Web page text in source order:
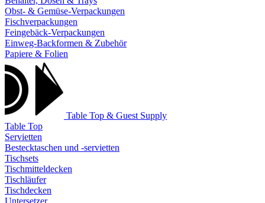
Obst- & Gemüse-Verpackungen
Fischverpackungen
Feingebäck-Verpackungen
Einweg-Backformen & Zubehör
Papiere & Folien
Table Top & Guest Supply
Table Top
Servietten
Bestecktaschen und -servietten
Tischsets
Tischmitteldecken
Tischläufer
Tischdecken